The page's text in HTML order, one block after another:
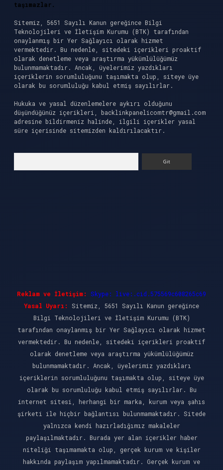
taşımazlar.
Sitemiz, 5651 Sayılı Kanun gereğince Bilgi
Teknolojileri ve İletişim Kurumu (BTK) tarafından
onaylanmış bir Yer Sağlayıcı olarak hizmet
vermektedir. Bu nedenle, sitedeki içerikleri proaktif
olarak denetleme veya araştırma yükümlülüğümüz
bulunmamaktadır. Ancak, üyelerimiz yazdıkları
içeriklerin sorumluluğunu taşımakta olup, siteye üye
olarak bu sorumluluğu kabul etmiş sayılırlar.
Hukuka ve yasal düzenlemelere aykırı olduğunu
düşündüğünüz içerikleri, backlinkpanelicomtr@gmail.com
adresine bildirmeniz halinde, ilgili içerikler yasal
süre içerisinde sitemizden kaldırılacaktır.
Reklam ve İletişim:
Skype: live:.cid.575569c608265c69
Yasal Uyarı:
Sitemiz, 5651 Sayılı Kanun gereğince
Bilgi Teknolojileri ve İletişim Kurumu (BTK)
tarafından onaylanmış bir Yer Sağlayıcı olarak hizmet
vermektedir. Bu nedenle, sitedeki içerikleri proaktif
olarak denetleme veya araştırma yükümlülüğümüz
bulunmamaktadır. Ancak, üyelerimiz yazdıkları
içeriklerin sorumluluğunu taşımakta olup, siteye üye
olarak bu sorumluluğu kabul etmiş sayılırlar. Bu
internet sitesi, herhangi bir marka, kurum veya şahıs
şirketi ile hiçbir bağlantısı bulunmamaktadır. Sitede
yalnızca kendi hazırladığımız makaleler
paylaşılmaktadır. Burada yer alan içerikler haber
niteliği taşımamakta olup, gerçek kurum ve kişiler
hakkında paylaşım yapılmamaktadır. Gerçek kurum ve